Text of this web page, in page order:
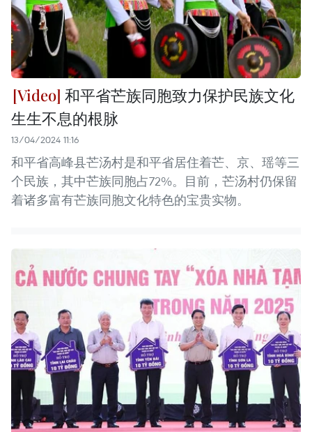
和平省芒族同胞致力保护民族文化
生生不息的根脉
13/04/2024 11:16
和平省高峰县芒汤村是和平省居住着芒、京、瑶等三
个民族，其中芒族同胞占72%。目前，芒汤村仍保留
着诸多富有芒族同胞文化特色的宝贵实物。